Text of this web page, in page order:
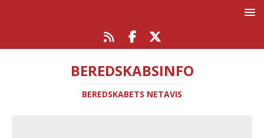
BEREDSKABSINFO
BEREDSKABETS NETAVIS